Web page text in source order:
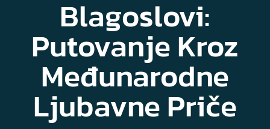
Blagoslovi:
Putovanje Kroz
Međunarodne
Ljubavne Priče